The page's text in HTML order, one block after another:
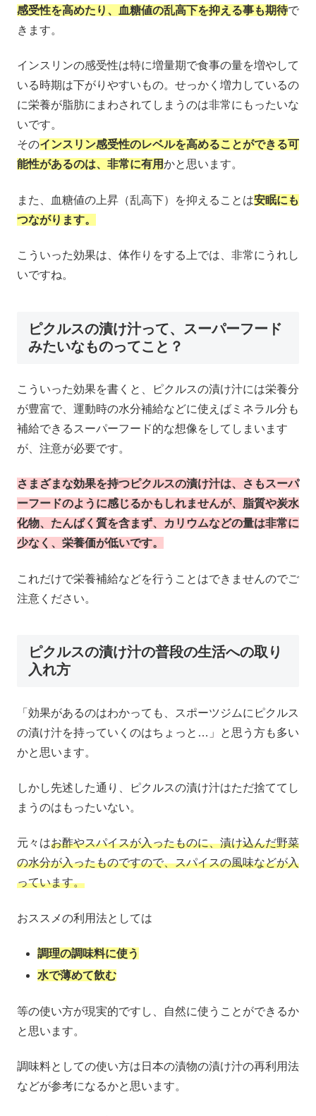
感受性を高めたり、血糖値の乱高下を抑える事も期待で
きます。
インスリンの感受性は特に増量期で食事の量を増やして
いる時期は下がりやすいもの。せっかく増力しているの
に栄養が脂肪にまわされてしまうのは非常にもったいな
いです。
そのインスリン感受性のレベルを高めることができる可
能性があるのは、非常に有用かと思います。
また、血糖値の上昇（乱高下）を抑えることは安眠にも
つながります。
こういった効果は、体作りをする上では、非常にうれし
いですね。
ピクルスの漬け汁って、スーパーフード
みたいなものってこと？
こういった効果を書くと、ピクルスの漬け汁には栄養分
が豊富で、運動時の水分補給などに使えばミネラル分も
補給できるスーパーフード的な想像をしてしまいます
が、注意が必要です。
さまざまな効果を持つピクルスの漬け汁は、さもスーパ
ーフードのように感じるかもしれませんが、脂質や炭水
化物、たんぱく質を含まず、カリウムなどの量は非常に
少なく、栄養価が低いです。
これだけで栄養補給などを行うことはできませんのでご
注意ください。
ピクルスの漬け汁の普段の生活への取り
入れ方
「効果があるのはわかっても、スポーツジムにピクルス
の漬け汁を持っていくのはちょっと…」と思う方も多い
かと思います。
しかし先述した通り、ピクルスの漬け汁はただ捨ててし
まうのはもったいない。
元々はお酢やスパイスが入ったものに、漬け込んだ野菜
の水分が入ったものですので、スパイスの風味などが入
っています。
おススメの利用法としては
調理の調味料に使う
水で薄めて飲む
等の使い方が現実的ですし、自然に使うことができるか
と思います。
調味料としての使い方は日本の漬物の漬け汁の再利用法
などが参考になるかと思います。